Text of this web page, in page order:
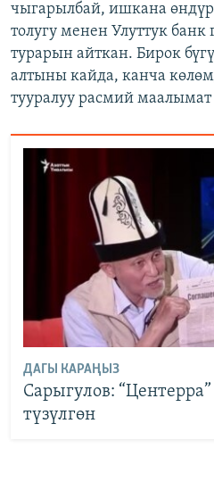
чыгарылбай, ишкана
толугу менен Улуттук банк
турарын айткан. Бирок
алтыны кайда, канча
тууралуу расмий
ДАГЫ КАРАҢЫЗ
Сарыгулов:
түзүлгөн